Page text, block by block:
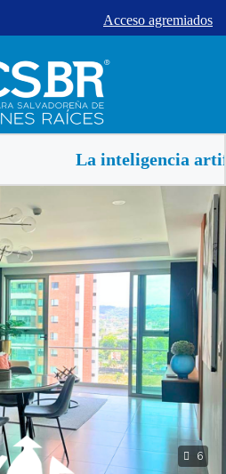
Acceso agremiados
La inteligencia artificial
6